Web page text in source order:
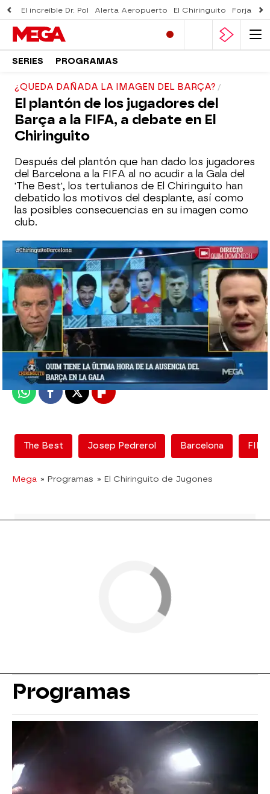
El increíble Dr. Pol Alerta Aeropuerto El Chiringuito Forjado
SERIES PROGRAMAS
¿QUEDA DAÑADA LA IMAGEN DEL BARÇA?
El plantón de los jugadores del
Barça a la FIFA, a debate en El
Chiringuito
Después del plantón que han dado los jugadores
del Barcelona a la FIFA al no acudir a la Gala del
'The Best', los tertulianos de El Chiringuito han
debatido los motivos del desplante, así como
las posibles consecuencias en su imagen como
club.
mega
Madrid
Publicado:05 de julio de 2018, 01:40
WhatsappFacebook
X Flipboard
The Best Josep Pedrerol Barcelona FIFA
Mega » Programas » El Chiringuito de Jugones
Programas